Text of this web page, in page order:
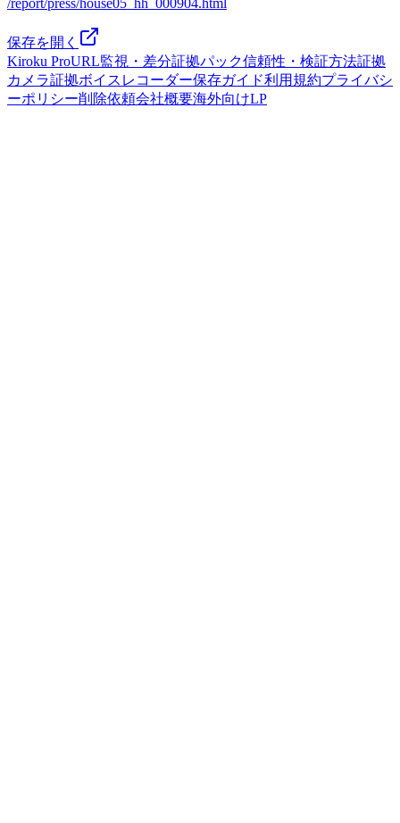
保存を開く
Kiroku ProURL監視・差分証拠パック信頼性・検証方法証拠
カメラ証拠ボイスレコーダー保存ガイド利用規約プライバシ
ーポリシー削除依頼会社概要海外向けLP